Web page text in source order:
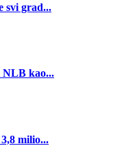
svi grad...
kao...
milio...